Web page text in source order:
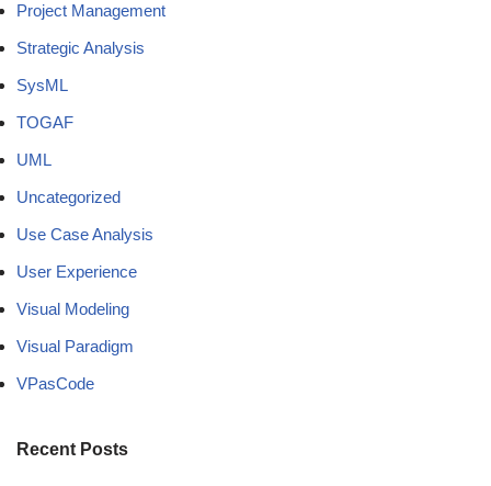
Project Management
Strategic Analysis
SysML
TOGAF
UML
Uncategorized
Use Case Analysis
User Experience
Visual Modeling
Visual Paradigm
VPasCode
Recent Posts